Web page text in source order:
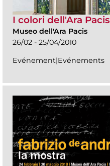
I colori dell'Ara Pacis
Museo dell'Ara Pacis
26/02 - 25/04/2010
Evénement|Evénements